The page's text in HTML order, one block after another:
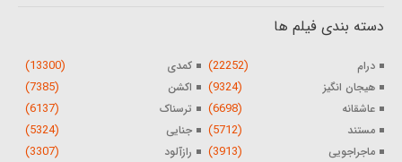
دسته بندی فیلم ها
درام (22252) کمدی (13300)
هیجان انگیز (9324) اکشن (7385)
عاشقانه (6698) ترسناک (6137)
مستند (5712) جنایی (5324)
ماجراجویی (3913) رازآلود (3307)